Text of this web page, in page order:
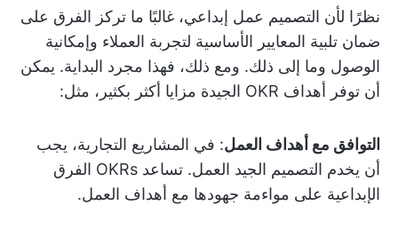
نظرًا لأن التصميم عمل إبداعي، غالبًا ما تركز الفرق على
ضمان تلبية المعايير الأساسية لتجربة العملاء وإمكانية
الوصول وما إلى ذلك. ومع ذلك، فهذا مجرد البداية. يمكن
أن توفر أهداف OKR الجيدة مزايا أكثر بكثير، مثل:
التوافق مع أهداف العمل: في المشاريع التجارية، يجب
أن يخدم التصميم الجيد العمل. تساعد OKRs الفرق
الإبداعية على مواءمة جهودها مع أهداف العمل.